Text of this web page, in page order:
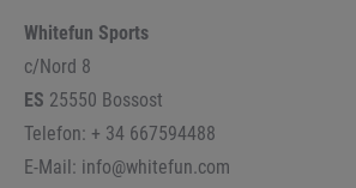
Whitefun Sports
c/Nord 8
ES 25550 Bossost
Telefon: + 34 667594488
E-Mail: info@whitefun.com